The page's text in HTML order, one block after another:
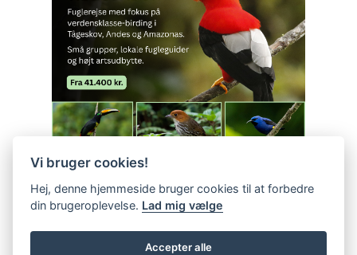
Vi bruger cookies!
Hej, denne hjemmeside bruger cookies til at forbedre
din brugeroplevelse. Lad mig vælge
Accepter alle